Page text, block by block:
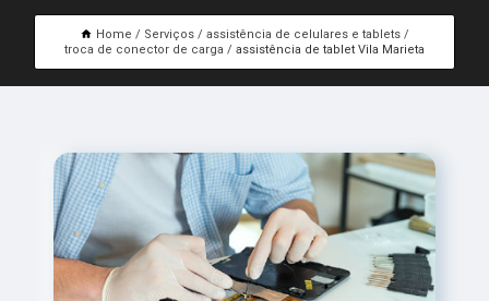
Home Serviços
assistência de celulares e tablets
troca de conector de carga
assistência de tablet Vila Marieta